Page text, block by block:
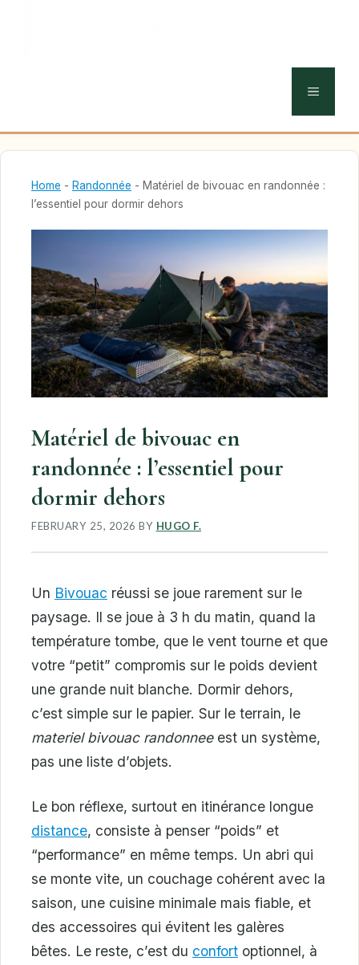
MENU
Home - Randonnée - Matériel de bivouac en randonnée :
l’essentiel pour dormir dehors
Matériel de bivouac en
randonnée : l’essentiel pour
dormir dehors
FEBRUARY 25, 2026 BY HUGO F.
Un Bivouac réussi se joue rarement sur le
paysage. Il se joue à 3 h du matin, quand la
température tombe, que le vent tourne et que
votre “petit” compromis sur le poids devient
une grande nuit blanche. Dormir dehors,
c’est simple sur le papier. Sur le terrain, le
materiel bivouac randonneeest un système,
pas une liste d’objets.
Le bon réflexe, surtout en itinérance longue
distance, consiste à penser “poids” et
“performance” en même temps. Un abri qui
se monte vite, un couchage cohérent avec la
saison, une cuisine minimale mais fiable, et
des accessoires qui évitent les galères
bêtes. Le reste, c’est du confort optionnel, à